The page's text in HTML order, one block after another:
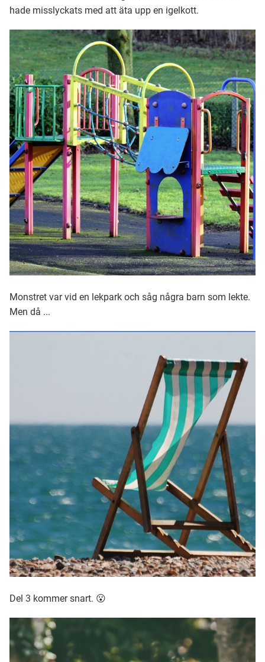
hade misslyckats med att äta upp en igelkott.
Monstret var vid en lekpark och såg några barn som lekte.
Men då ...
Del 3 kommer snart. 😮